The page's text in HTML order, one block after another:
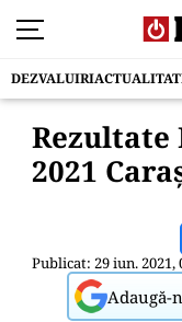
DEZVALUIRI
Rezultate
2021
Publicat: 29 iun. 2021,
Adaugă-